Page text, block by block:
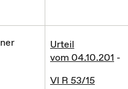
Urteil
vom 04.10.201 -
VI R 53/15